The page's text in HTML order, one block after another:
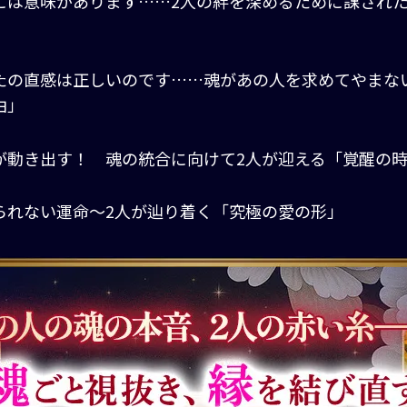
の直感は正しいのです……魂があの人を求めてやまな
動き出す！ 魂の統合に向けて2人が迎える「覚醒の
れない運命～2人が辿り着く「究極の愛の形」